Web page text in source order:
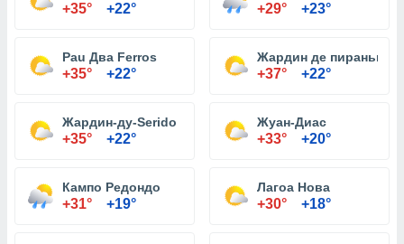
+35° +22° +29° +23°
Pau Два Ferros
+35° +22°
Жардин де пираньи
+37° +22°
Жардин-ду-Serido
+35° +22°
Жуан-Диас
+33° +20°
Кампо Редондо
+31° +19°
Лагоа Нова
+30° +18°